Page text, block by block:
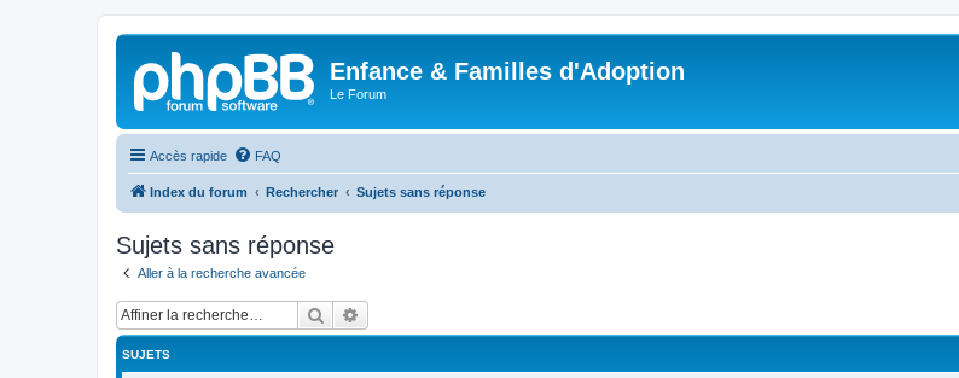
Enfance & Familles d'Adoption
Le Forum
Accès rapide FAQ
Index du forum Rechercher Sujets sans réponse
Sujets sans réponse
Aller à la recherche avancée
Rechercher
SUJETS